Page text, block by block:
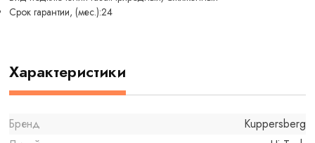
Срок гарантии, (мес.):24
Характеристики
Бренд
Kuppersberg